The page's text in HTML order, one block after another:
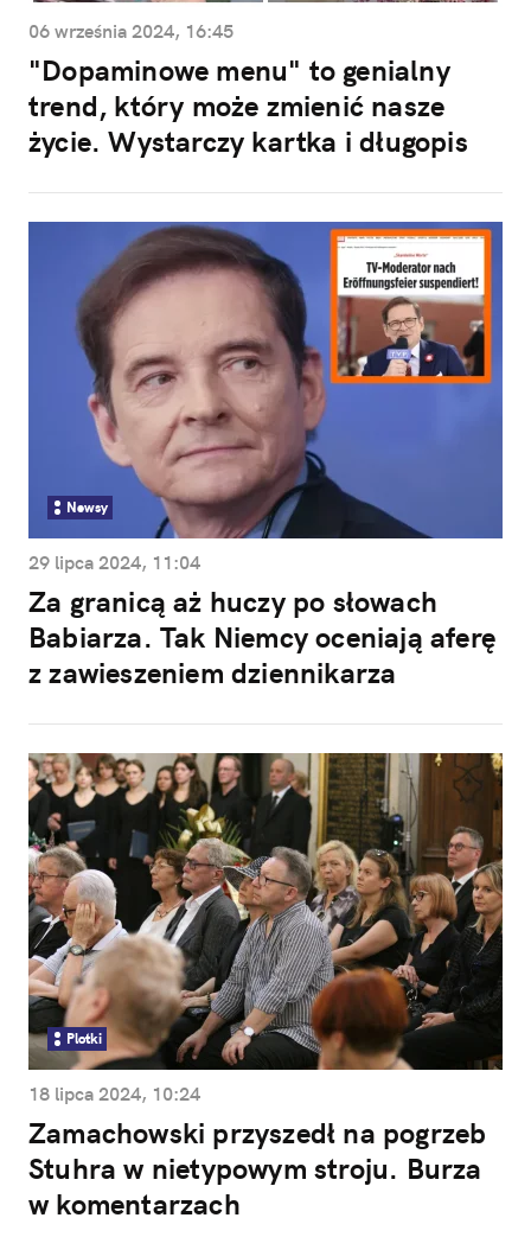
06 września 2024, 16:45
"Dopaminowe menu" to genialny
trend, który może zmienić nasze
życie. Wystarczy kartka i długopis
Newsy
29 lipca 2024, 11:04
Za granicą aż huczy po słowach
Babiarza. Tak Niemcy oceniają aferę
z zawieszeniem dziennikarza
Plotki
18 lipca 2024, 10:24
Zamachowski przyszedł na pogrzeb
Stuhra w nietypowym stroju. Burza
w komentarzach